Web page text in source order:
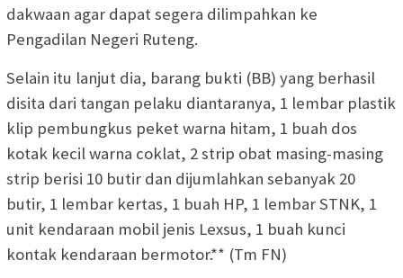
dakwaan agar dapat segera dilimpahkan ke
Pengadilan Negeri Ruteng.
Selain itu lanjut dia, barang bukti (BB) yang berhasil
disita dari tangan pelaku diantaranya, 1 lembar plastik
klip pembungkus peket warna hitam, 1 buah dos
kotak kecil warna coklat, 2 strip obat masing-masing
strip berisi 10 butir dan dijumlahkan sebanyak 20
butir, 1 lembar kertas, 1 buah HP, 1 lembar STNK, 1
unit kendaraan mobil jenis Lexsus, 1 buah kunci
kontak kendaraan bermotor.** (Tm FN)